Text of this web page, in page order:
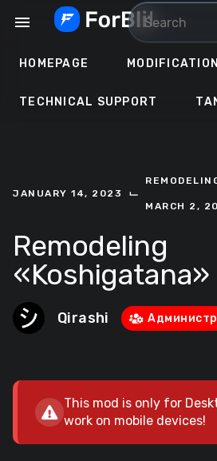
menu
HOMEPAGE
TECHNICAL SUPPORT
JANUARY 14, 2023 ⌙
MARCH 2,
Remodeling
«Koshigatana»
Qirashi
This mod is only for
work on mobile devices!